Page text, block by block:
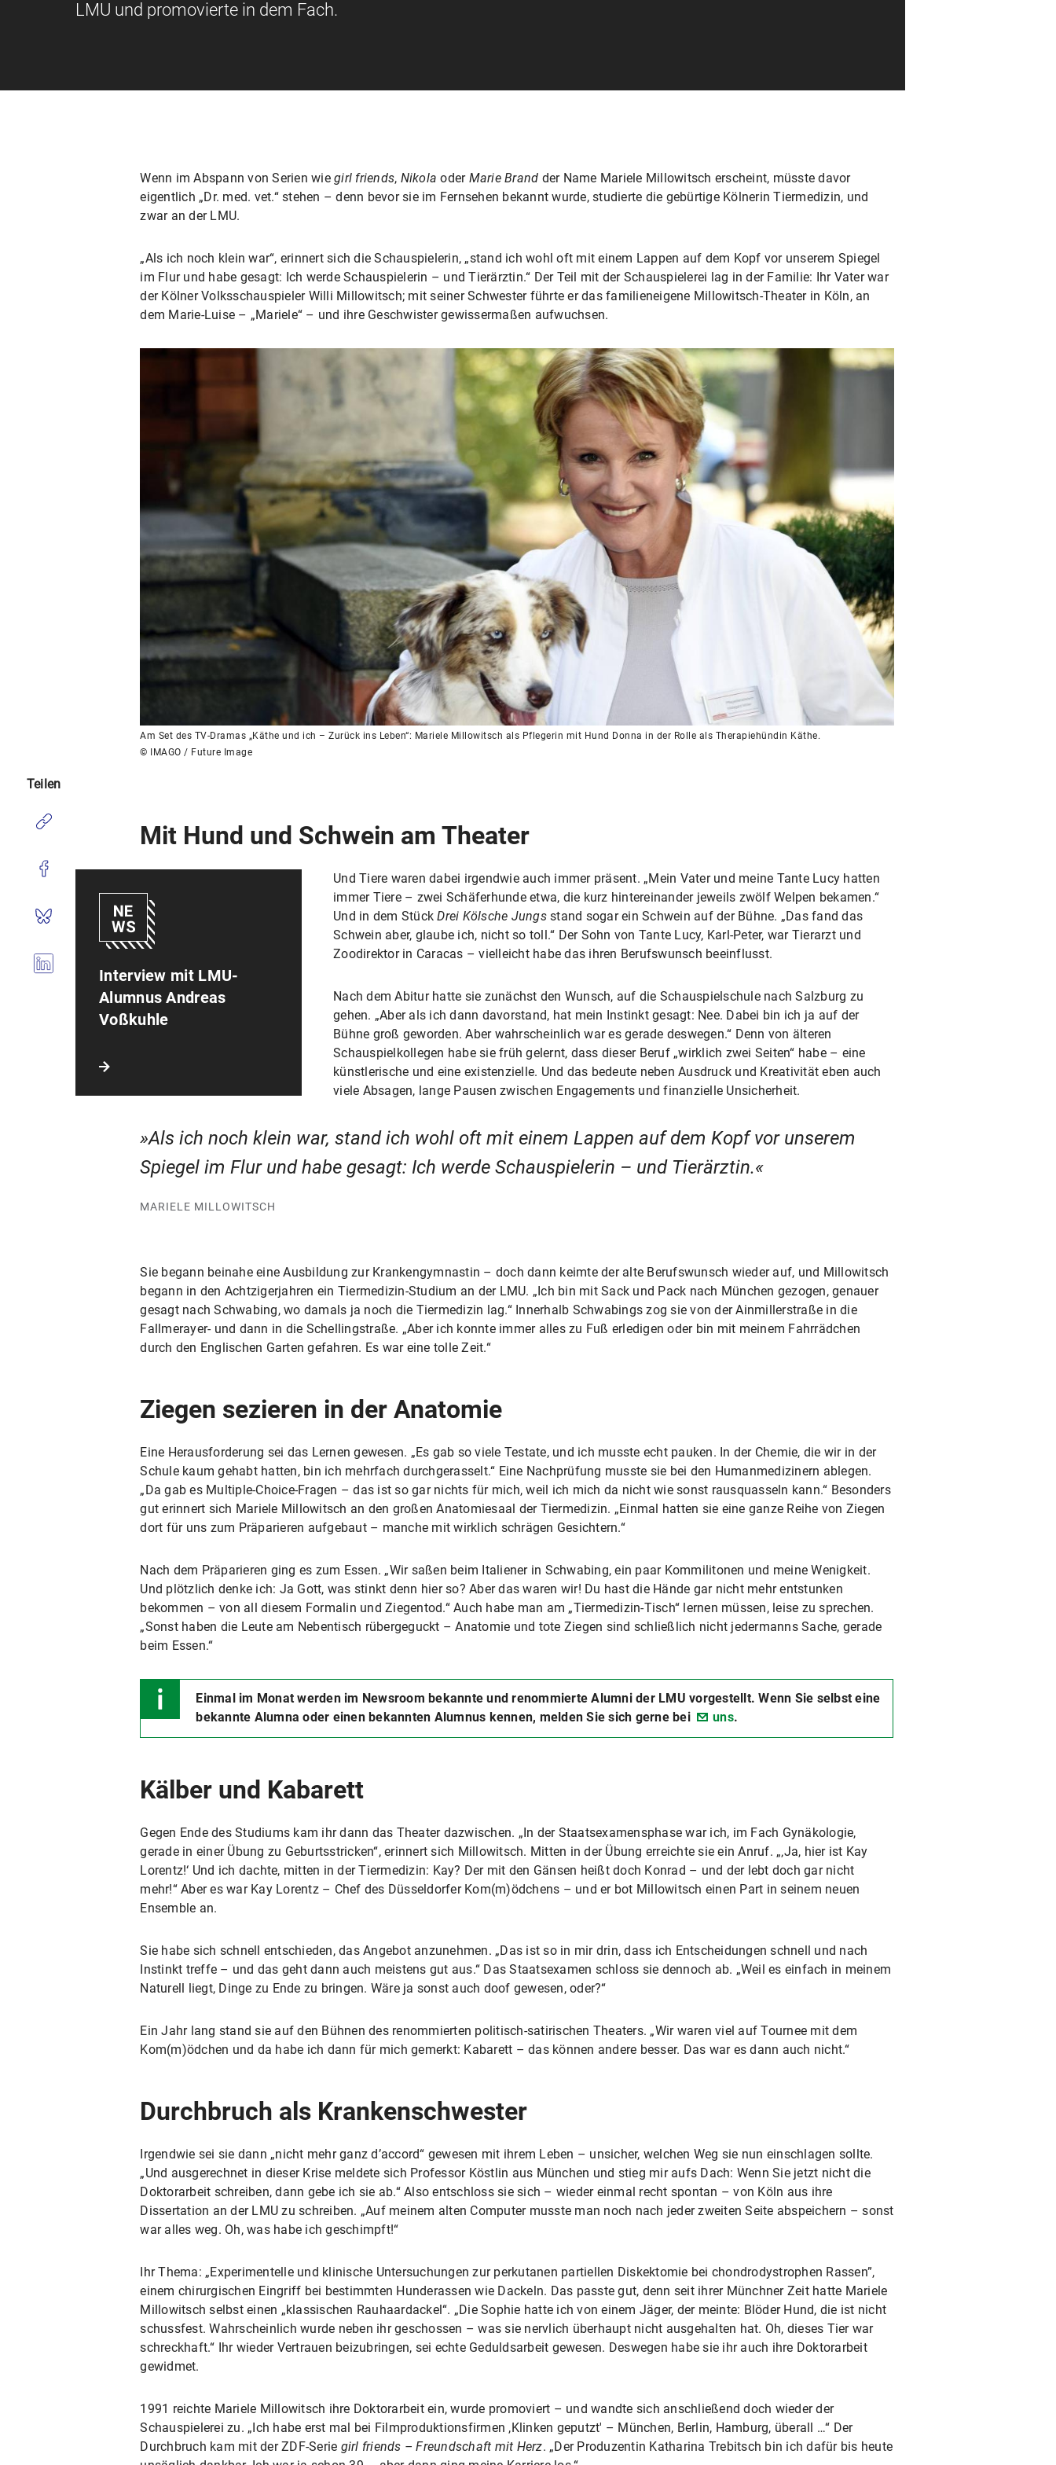
LMU und promovierte in dem Fach.
Wenn im Abspann von Serien wiegirl friends, Nikola oder Marie Brand der Name Mariele Millowitsch erscheint, müsste davor
eigentlich „Dr. med. vet.“ stehen – denn bevor sie im Fernsehen bekannt wurde, studierte die gebürtige Kölnerin Tiermedizin, und
zwar an der LMU.
„Als ich noch klein war“, erinnert sich die Schauspielerin, „stand ich wohl oft mit einem Lappen auf dem Kopf vor unserem Spiegel
im Flur und habe gesagt: Ich werde Schauspielerin – und Tierärztin.“ Der Teil mit der Schauspielerei lag in der Familie: Ihr Vater war
der Kölner Volksschauspieler Willi Millowitsch; mit seiner Schwester führte er das familieneigene Millowitsch-Theater in Köln, an
dem Marie-Luise – „Mariele“ – und ihre Geschwister gewissermaßen aufwuchsen.
Am Set des TV-Dramas „Käthe und ich – Zurück ins Leben“: Mariele Millowitsch als Pflegerin mit Hund Donna in der Rolle als Therapiehündin Käthe.
© IMAGO / Future Image
Mit Hund und Schwein am Theater
Interview mit LMU-
Alumnus Andreas
Voßkuhle
Und Tiere waren dabei irgendwie auch immer präsent. „Mein Vater und meine Tante Lucy hatten
immer Tiere – zwei Schäferhunde etwa, die kurz hintereinander jeweils zwölf Welpen bekamen.“
Und in dem StückDrei Kölsche Jungsstand sogar ein Schwein auf der Bühne. „Das fand das
Schwein aber, glaube ich, nicht so toll.“ Der Sohn von Tante Lucy, Karl-Peter, war Tierarzt und
Zoodirektor in Caracas – vielleicht habe das ihren Berufswunsch beeinflusst.
Nach dem Abitur hatte sie zunächst den Wunsch, auf die Schauspielschule nach Salzburg zu
gehen. „Aber als ich dann davorstand, hat mein Instinkt gesagt: Nee. Dabei bin ich ja auf der
Bühne groß geworden. Aber wahrscheinlich war es gerade deswegen.“ Denn von älteren
Schauspielkollegen habe sie früh gelernt, dass dieser Beruf „wirklich zwei Seiten“ habe – eine
künstlerische und eine existenzielle. Und das bedeute neben Ausdruck und Kreativität eben auch
viele Absagen, lange Pausen zwischen Engagements und finanzielle Unsicherheit.
Als ich noch klein war, stand ich wohl oft mit einem Lappen auf dem Kopf vor unserem
Spiegel im Flur und habe gesagt: Ich werde Schauspielerin – und Tierärztin.
MARIELE MILLOWITSCH
Sie begann beinahe eine Ausbildung zur Krankengymnastin – doch dann keimte der alte Berufswunsch wieder auf, und Millowitsch
begann in den Achtzigerjahren ein Tiermedizin-Studium an der LMU. „Ich bin mit Sack und Pack nach München gezogen, genauer
gesagt nach Schwabing, wo damals ja noch die Tiermedizin lag.“ Innerhalb Schwabings zog sie von der Ainmillerstraße in die
Fallmerayer- und dann in die Schellingstraße. „Aber ich konnte immer alles zu Fuß erledigen oder bin mit meinem Fahrrädchen
durch den Englischen Garten gefahren. Es war eine tolle Zeit.“
Ziegen sezieren in der Anatomie
Eine Herausforderung sei das Lernen gewesen. „Es gab so viele Testate, und ich musste echt pauken. In der Chemie, die wir in der
Schule kaum gehabt hatten, bin ich mehrfach durchgerasselt.“ Eine Nachprüfung musste sie bei den Humanmedizinern ablegen.
„Da gab es Multiple-Choice-Fragen – das ist so gar nichts für mich, weil ich mich da nicht wie sonst rausquasseln kann.“ Besonders
gut erinnert sich Mariele Millowitsch an den großen Anatomiesaal der Tiermedizin. „Einmal hatten sie eine ganze Reihe von Ziegen
dort für uns zum Präparieren aufgebaut – manche mit wirklich schrägen Gesichtern.“
Nach dem Präparieren ging es zum Essen. „Wir saßen beim Italiener in Schwabing, ein paar Kommilitonen und meine Wenigkeit.
Und plötzlich denke ich: Ja Gott, was stinkt denn hier so? Aber das waren wir! Du hast die Hände gar nicht mehr entstunken
bekommen – von all diesem Formalin und Ziegentod.“ Auch habe man am „Tiermedizin-Tisch“ lernen müssen, leise zu sprechen.
„Sonst haben die Leute am Nebentisch rübergeguckt – Anatomie und tote Ziegen sind schließlich nicht jedermanns Sache, gerade
beim Essen.“
Einmal im Monat werden im Newsroom bekannte und renommierte Alumni der LMU vorgestellt. Wenn Sie selbst eine
bekannte Alumna oder einen bekannten Alumnus kennen, melden Sie sich gerne bei
uns.
Kälber und Kabarett
Gegen Ende des Studiums kam ihr dann das Theater dazwischen. „In der Staatsexamensphase war ich, im Fach Gynäkologie,
gerade in einer Übung zu Geburtsstricken“, erinnert sich Millowitsch. Mitten in der Übung erreichte sie ein Anruf. „‚Ja, hier ist Kay
Lorentz!‘ Und ich dachte, mitten in der Tiermedizin: Kay? Der mit den Gänsen heißt doch Konrad – und der lebt doch gar nicht
mehr!“ Aber es war Kay Lorentz – Chef des Düsseldorfer Kom(m)ödchens – und er bot Millowitsch einen Part in seinem neuen
Ensemble an.
Sie habe sich schnell entschieden, das Angebot anzunehmen. „Das ist so in mir drin, dass ich Entscheidungen schnell und nach
Instinkt treffe – und das geht dann auch meistens gut aus.“ Das Staatsexamen schloss sie dennoch ab. „Weil es einfach in meinem
Naturell liegt, Dinge zu Ende zu bringen. Wäre ja sonst auch doof gewesen, oder?“
Ein Jahr lang stand sie auf den Bühnen des renommierten politisch-satirischen Theaters. „Wir waren viel auf Tournee mit dem
Kom(m)ödchen und da habe ich dann für mich gemerkt: Kabarett – das können andere besser. Das war es dann auch nicht.“
Durchbruch als Krankenschwester
Irgendwie sei sie dann „nicht mehr ganz d’accord“ gewesen mit ihrem Leben – unsicher, welchen Weg sie nun einschlagen sollte.
„Und ausgerechnet in dieser Krise meldete sich Professor Köstlin aus München und stieg mir aufs Dach: Wenn Sie jetzt nicht die
Doktorarbeit schreiben, dann gebe ich sie ab.“ Also entschloss sie sich – wieder einmal recht spontan – von Köln aus ihre
Dissertation an der LMU zu schreiben. „Auf meinem alten Computer musste man noch nach jeder zweiten Seite abspeichern – sonst
war alles weg. Oh, was habe ich geschimpft!“
Ihr Thema: „Experimentelle und klinische Untersuchungen zur perkutanen partiellen Diskektomie bei chondrodystrophen Rassen”,
einem chirurgischen Eingriff bei bestimmten Hunderassen wie Dackeln. Das passte gut, denn seit ihrer Münchner Zeit hatte Mariele
Millowitsch selbst einen „klassischen Rauhaardackel“. „Die Sophie hatte ich von einem Jäger, der meinte: Blöder Hund, die ist nicht
schussfest. Wahrscheinlich wurde neben ihr geschossen – was sie nervlich überhaupt nicht ausgehalten hat. Oh, dieses Tier war
schreckhaft.“ Ihr wieder Vertrauen beizubringen, sei echte Geduldsarbeit gewesen. Deswegen habe sie ihr auch ihre Doktorarbeit
gewidmet.
1991 reichte Mariele Millowitsch ihre Doktorarbeit ein, wurde promoviert – und wandte sich anschließend doch wieder der
Schauspielerei zu. „Ich habe erst mal bei Filmproduktionsfirmen ,Klinken geputzt' – München, Berlin, Hamburg, überall …“ Der
Durchbruch kam mit der ZDF-Serie girl friends – Freundschaft mit Herz. „Der Produzentin Katharina Trebitsch bin ich dafür bis heute
Teilen